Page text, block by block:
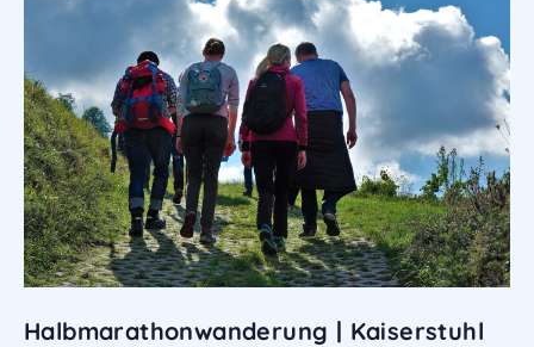
Halbmarathonwanderung | Kaiserstuhl